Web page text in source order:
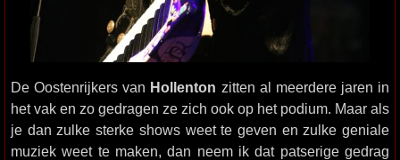
De Oostenrijkers van Hollenton zitten al meerdere jaren in
het vak en zo gedragen ze zich ook op het podium. Maar als
je dan zulke sterke shows weet te geven en zulke geniale
muziek weet te maken, dan neem ik dat patserige gedrag